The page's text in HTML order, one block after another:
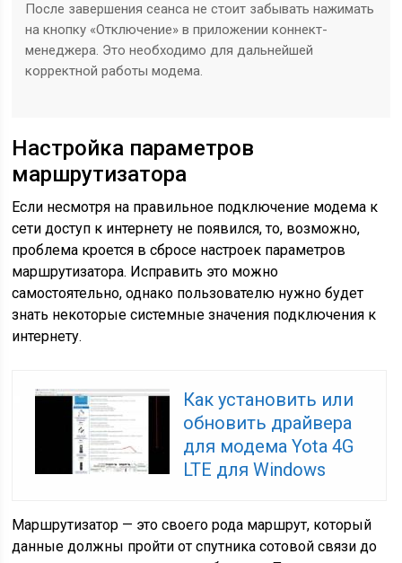
После завершения сеанса не стоит забывать нажимать
на кнопку «Отключение» в приложении коннект-
менеджера. Это необходимо для дальнейшей
корректной работы модема.
Настройка параметров
маршрутизатора
Если несмотря на правильное подключение модема к
сети доступ к интернету не появился, то, возможно,
проблема кроется в сбросе настроек параметров
маршрутизатора. Исправить это можно
самостоятельно, однако пользователю нужно будет
знать некоторые системные значения подключения к
интернету.
Как установить или
обновить драйвера
для модема Yota 4G
LTE для Windows
Маршрутизатор — это своего рода маршрут, который
данные должны пройти от спутника сотовой связи до